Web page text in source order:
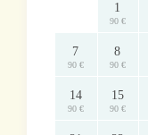
1
90 €
7
90 €
8
90 €
14
90 €
15
90 €